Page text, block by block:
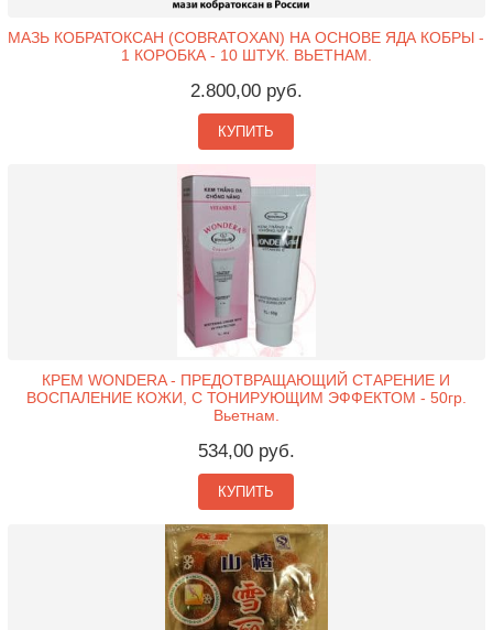
МАЗЬ КОБРАТОКСАН (COBRATOXAN) НА ОСНОВЕ ЯДА КОБРЫ -
1 КОРОБКА - 10 ШТУК. ВЬЕТНАМ.
2.800,00 руб.
КУПИТЬ
КРЕМ WONDERA - ПРЕДОТВРАЩАЮЩИЙ СТАРЕНИЕ И
ВОСПАЛЕНИЕ КОЖИ, C ТОНИРУЮЩИМ ЭФФЕКТОМ - 50гр.
Вьетнам.
534,00 руб.
КУПИТЬ